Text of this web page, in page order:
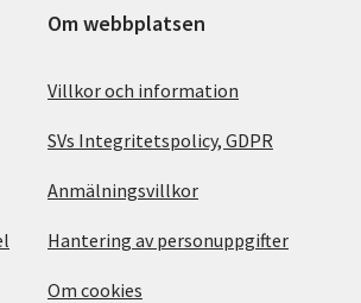
Om webbplatsen
Villkor och information
SVs Integritetspolicy, GDPR
Anmälningsvillkor
Hantering av personuppgifter
Om cookies